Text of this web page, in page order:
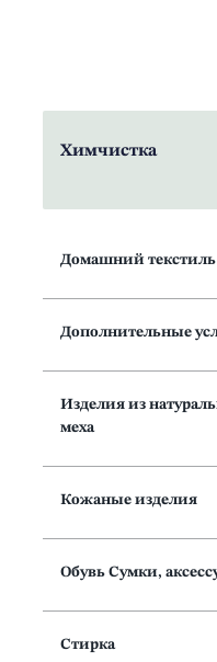
Химчистка
Домашний текстиль
Дополнительные
Изделия из
меха
Кожаные изделия
Обувь Сумки,
Стирка